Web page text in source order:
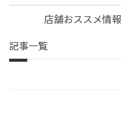
店舗おススメ情
記事一覧